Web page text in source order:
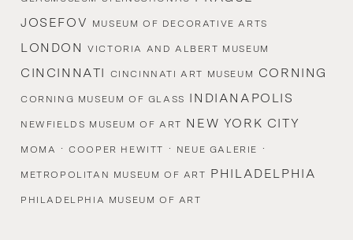
JOSEFOV
MUSEUM OF DECORATIVE ARTS
LONDONVICTORIA AND ALBERT MUSEUM
CINCINNATI CINCINNATI ART MUSEUM CORNING
CORNING MUSEUM OF GLASS INDIANAPOLIS
NEWFIELDS MUSEUM OF ART NEW YORK CITY
MOMA ·COOPER HEWITT · NEUE GALERIE ·
METROPOLITAN MUSEUM OF ART PHILADELPHIA
PHILADELPHIA MUSEUM OF ART